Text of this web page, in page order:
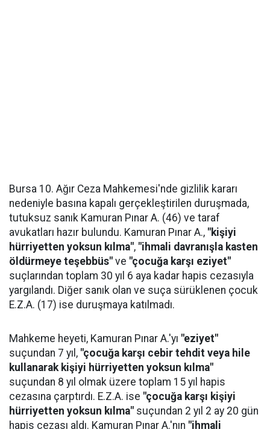
Bursa 10. Ağır Ceza Mahkemesi'nde gizlilik kararı
nedeniyle basına kapalı gerçekleştirilen duruşmada,
tutuksuz sanık Kamuran Pınar A. (46) ve taraf
avukatları hazır bulundu. Kamuran Pınar A., "kişiyi
hürriyetten yoksun kılma", "ihmali davranışla kasten
öldürmeye teşebbüs" ve "çocuğa karşı eziyet"
suçlarından toplam 30 yıl 6 aya kadar hapis cezasıyla
yargılandı. Diğer sanık olan ve suça sürüklenen çocuk
E.Z.A. (17) ise duruşmaya katılmadı.
Mahkeme heyeti, Kamuran Pınar A.'yı "eziyet"
suçundan 7 yıl, "çocuğa karşı cebir tehdit veya hile
kullanarak kişiyi hürriyetten yoksun kılma"
suçundan 8 yıl olmak üzere toplam 15 yıl hapis
cezasına çarptırdı. E.Z.A. ise "çocuğa karşı kişiyi
hürriyetten yoksun kılma" suçundan 2 yıl 2 ay 20 gün
hapis cezası aldı. Kamuran Pınar A.'nın "ihmali